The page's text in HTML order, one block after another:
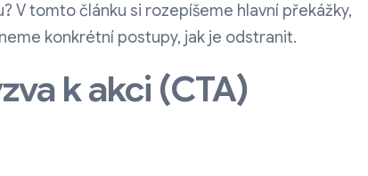
V tomto článku si rozepíšeme hlavní překážky,
konkrétní postupy, jak je odstranit.
k akci (CTA)